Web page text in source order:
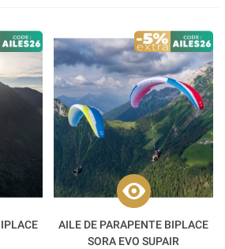
AILE DE PARAPENTE BIPLACE
SORA EVO SUPAIR